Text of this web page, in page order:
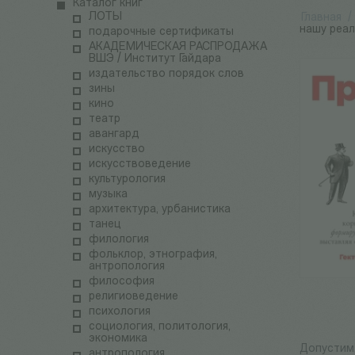
Каталог книг
ЛОТЫ
подарочные сертификаты
АКАДЕМИЧЕСКАЯ РАСПРОДАЖА
ВШЭ / Институт Гайдара
издательство порядок слов
зины
кино
театр
авангард
искусство
искусствоведение
культурология
музыка
архитектура, урбанистика
танец
филология
фольклор, этнография,
антропология
философия
религиоведение
психология
социология, политология,
экономика
нашу